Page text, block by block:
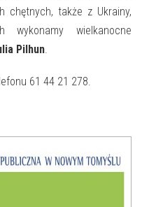
chętnych, także z Ukrainy,
wielkanocne
Pilhun.
61 44 21 278.